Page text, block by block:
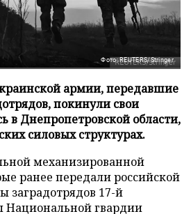
Фото: REUTERS/Stringer
армии, передавшие
покинули свои
в Днепропетровской области,
силовых структурах.
механизированной
ранее передали российской
заградотрядов 17-й
Национальной гвардии